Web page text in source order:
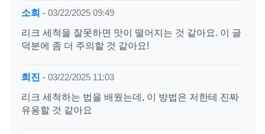
소희 - 03/22/2025 09:49
리크 세척을 잘못하면 맛이 떨어지는 것 같아요. 이 글
덕분에 좀 더 주의할 것 같아요!
희진 - 03/22/2025 11:03
리크 세척하는 법을 배웠는데, 이 방법은 저한테 진짜
유용할 것 같아요